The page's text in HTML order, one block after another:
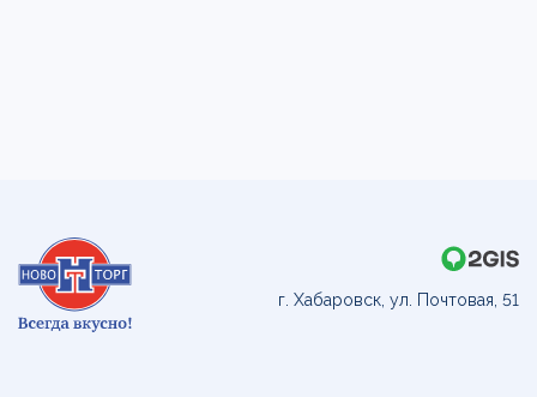
г. Хабаровск, ул. Почтовая, 51